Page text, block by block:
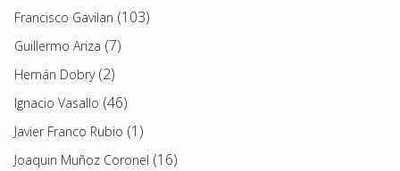
Francisco Gavilan (103)
Guillermo Ariza (7)
Hernán Dobry(2)
Ignacio Vasallo (46)
Javier Franco Rubio (1)
Joaquin Muñoz Coronel (16)